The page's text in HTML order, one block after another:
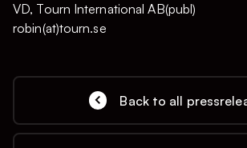
VD, Tourn International AB(publ)
robin(at)tourn.se
Back to all